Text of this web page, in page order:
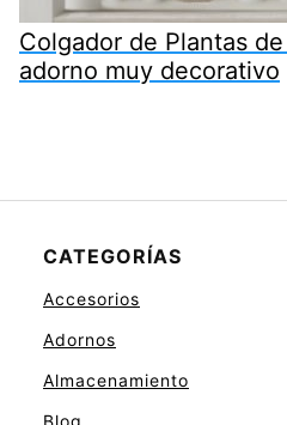
Colgador de Plantas
adorno muy decorativo
CATEGORÍAS
Accesorios
Adornos
Almacenamiento